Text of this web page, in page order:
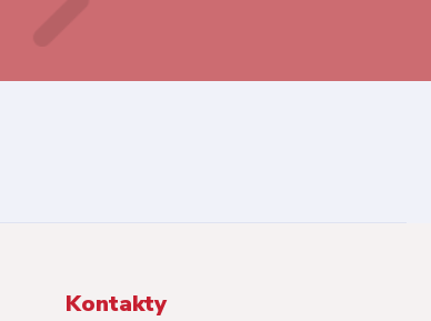
Kontakty